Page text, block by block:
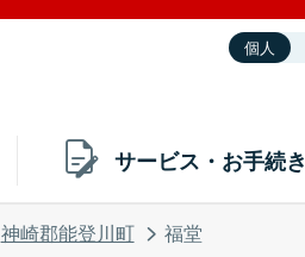
個人
サービス・お手続き
神崎郡能登川町 福堂